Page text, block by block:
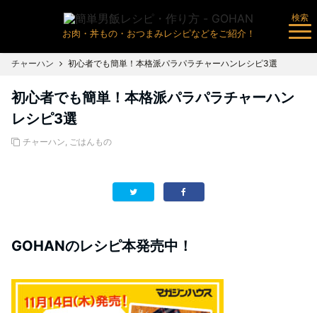
お肉・丼もの・おつまみレシピなどをご紹介！
検索
チャーハン 初心者でも簡単！本格派パラパラチャーハンレシピ3選
初心者でも簡単！本格派パラパラチャーハン
レシピ3選
チャーハン, ごはんもの
GOHANのレシピ本発売中！